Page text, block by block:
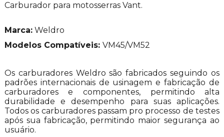
Carburador para motosserras Vant.
Marca:Weldro
Modelos Compatíveis: VM45/VM52
Os carburadores Weldro são fabricados seguindo os
padrões internacionais de usinagem e fabricação de
carburadores e componentes, permitindo alta
durabilidade e desempenho para suas aplicações.
Todos os carburadores passam pro processo de testes
após sua fabricação, permitindo maior segurança ao
usuário.